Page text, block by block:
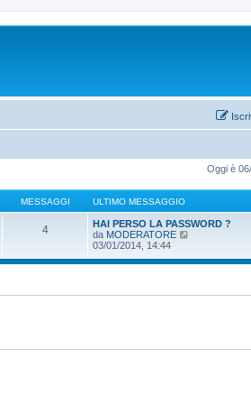
Oggi è
MESSAGGI ULTIMO MESSAGGIO
4
HAI PERSO LA PASSWORD ?
da MODERATORE
i
t
e
03/01/2014, 14:44